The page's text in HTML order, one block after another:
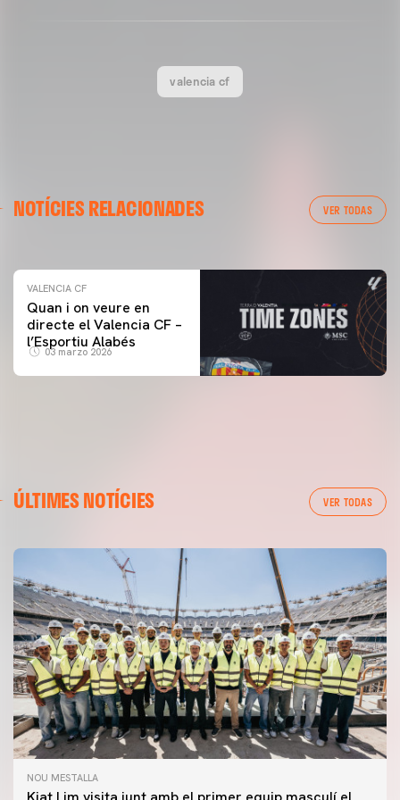
valencia cf
NOTÍCIES RELACIONADES VER TODAS
ENTRENAMENT DEL VALENCIA CF 04/03/26
VALENCIA CF
Quan i on veure en
directe el Valencia CF –
l’Esportiu Alabés
03 marzo 2026
ÚLTIMES NOTÍCIES VER TODAS
NOU MESTALLA